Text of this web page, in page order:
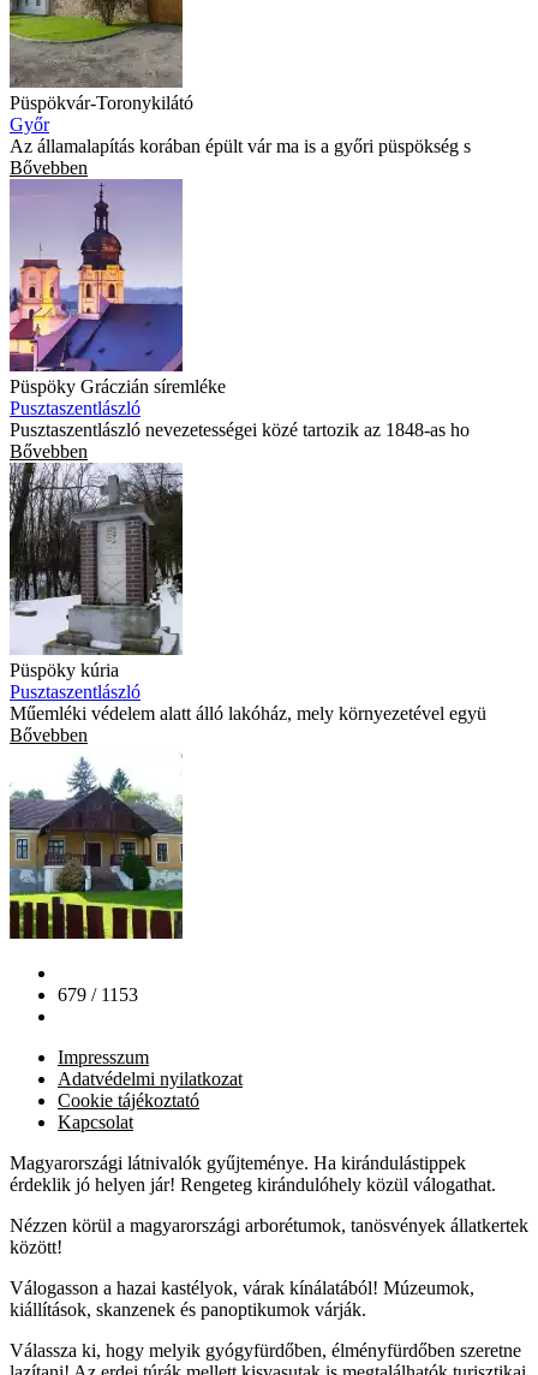
Püspökvár-Toronykilátó
Győr
Az államalapítás korában épült vár ma is a győri püspökség s
Bővebben
Püspöky Gráczián síremléke
Pusztaszentlászló
Pusztaszentlászló nevezetességei közé tartozik az 1848-as ho
Bővebben
Püspöky kúria
Pusztaszentlászló
Műemléki védelem alatt álló lakóház, mely környezetével együ
Bővebben
679 / 1153
Impresszum
Adatvédelmi nyilatkozat
Cookie tájékoztató
Kapcsolat
Magyarországi látnivalók gyűjteménye. Ha kirándulástippek
érdeklik jó helyen jár! Rengeteg kirándulóhely közül válogathat.
Nézzen körül a magyarországi arborétumok, tanösvények állatkertek
között!
Válogasson a hazai kastélyok, várak kínálatából! Múzeumok,
kiállítások, skanzenek és panoptikumok várják.
Válassza ki, hogy melyik gyógyfürdőben, élményfürdőben szeretne